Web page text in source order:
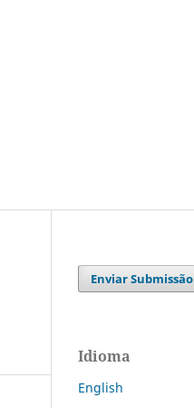
Enviar Submissão
Idioma
English